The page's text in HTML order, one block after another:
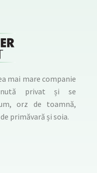
mai mare companie
privat și se
orz de toamnă,
primăvară și soia.